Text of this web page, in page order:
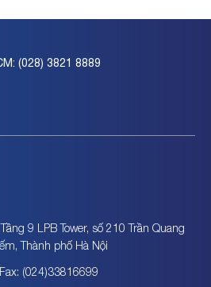
(028) 3821 8889
9 LPB Tower, số 210 Trần Quang
Thành phố Hà Nội
(024)33816699